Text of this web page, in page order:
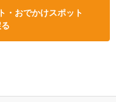
・おでかけスポット